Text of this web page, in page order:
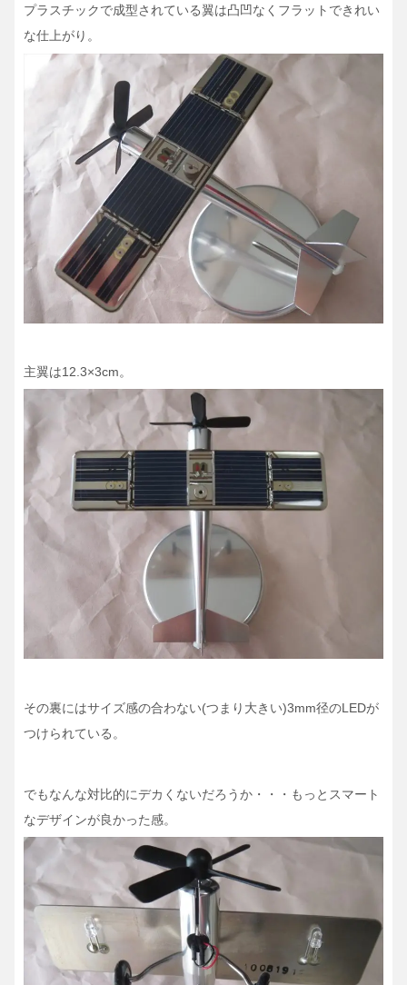
プラスチックで成型されている翼は凸凹なくフラットできれい
な仕上がり。
主翼は12.3×3cm。
その裏にはサイズ感の合わない(つまり大きい)3mm径のLEDが
つけられている。
でもなんな対比的にデカくないだろうか・・・もっとスマート
なデザインが良かった感。